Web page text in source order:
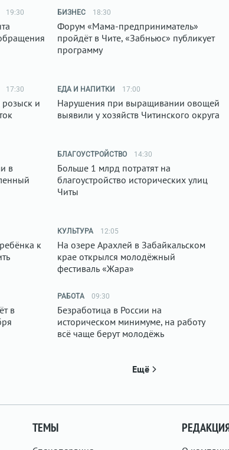
19:30 БИЗНЕС 18:30
Форум «Мама-предприниматель»
пройдёт в Чите, «Забньюс» публикует
программу
17:30
и
ЕДА И НАПИТКИ 17:00
Нарушения при выращивании овощей
выявили у хозяйств Читинского округа
в
БЛАГОУСТРОЙСТВО 14:30
Больше 1 млрд потратят на
благоустройство исторических улиц
Читы
к
КУЛЬТУРА 12:05
На озере Арахлей в Забайкальском
крае открылся молодёжный
фестиваль «Жара»
в
РАБОТА 09:30
Безработица в России на
историческом минимуме, на работу
всё чаще берут молодёжь
Ещё
ТЕМЫ